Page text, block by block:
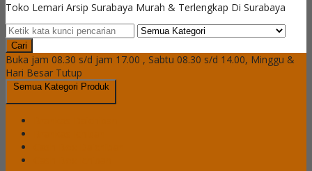
Toko Lemari Arsip Surabaya Murah & Terlengkap Di Surabaya
Cari
Buka jam 08.30 s/d jam 17.00 , Sabtu 08.30 s/d 14.00, Minggu &
Hari Besar Tutup
Semua Kategori Produk